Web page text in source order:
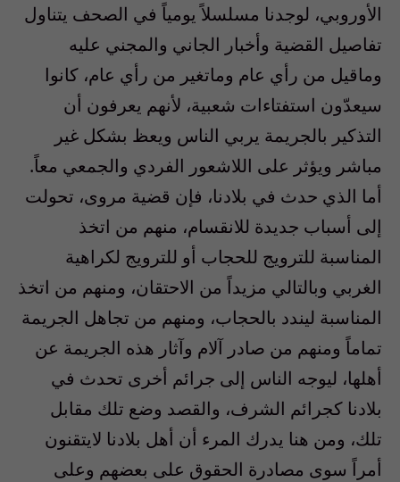
الأوروبي، لوجدنا مسلسلاً يومياً في الصحف يتناول
تفاصيل القضية وأخبار الجاني والمجني عليه
وماقيل من رأي عام وماتغير من رأي عام، كانوا
سيعدّون استفتاءات شعبية، لأنهم يعرفون أن
التذكير بالجريمة يربي الناس ويعظ بشكل غير
مباشر ويؤثر على اللاشعور الفردي والجمعي معاً.
أما الذي حدث في بلادنا، فإن قضية مروى، تحولت
إلى أسباب جديدة للانقسام، منهم من اتخذ
المناسبة للترويج للحجاب أو للترويج لكراهية
الغربي وبالتالي مزيداً من الاحتقان، ومنهم من اتخذ
المناسبة ليندد بالحجاب، ومنهم من تجاهل الجريمة
تماماً ومنهم من صادر آلام وآثار هذه الجريمة عن
أهلها، ليوجه الناس إلى جرائم أخرى تحدث في
بلادنا كجرائم الشرف، والقصد وضع تلك مقابل
تلك، ومن هنا يدرك المرء أن أهل بلادنا لايتقنون
أمراً سوى مصادرة الحقوق على بعضهم وعلى